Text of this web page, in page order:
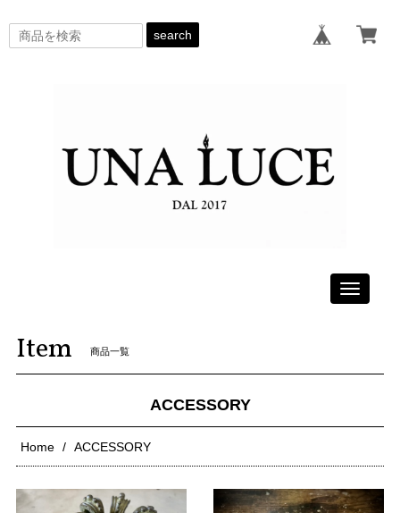
search
Toggle
Item 商品一覧
ACCESSORY
Home ACCESSORY